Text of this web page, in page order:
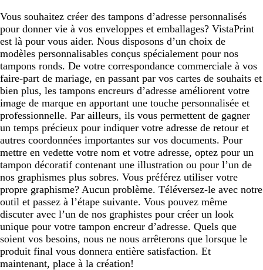
Vous souhaitez créer des tampons d’adresse personnalisés
pour donner vie à vos enveloppes et emballages? VistaPrint
est là pour vous aider. Nous disposons d’un choix de
modèles personnalisables conçus spécialement pour nos
tampons ronds. De votre correspondance commerciale à vos
faire-part de mariage, en passant par vos cartes de souhaits et
bien plus, les tampons encreurs d’adresse améliorent votre
image de marque en apportant une touche personnalisée et
professionnelle. Par ailleurs, ils vous permettent de gagner
un temps précieux pour indiquer votre adresse de retour et
autres coordonnées importantes sur vos documents. Pour
mettre en vedette votre nom et votre adresse, optez pour un
tampon décoratif contenant une illustration ou pour l’un de
nos graphismes plus sobres. Vous préférez utiliser votre
propre graphisme? Aucun problème. Téléversez-le avec notre
outil et passez à l’étape suivante. Vous pouvez même
discuter avec l’un de nos graphistes pour créer un look
unique pour votre tampon encreur d’adresse. Quels que
soient vos besoins, nous ne nous arrêterons que lorsque le
produit final vous donnera entière satisfaction. Et
maintenant, place à la création!